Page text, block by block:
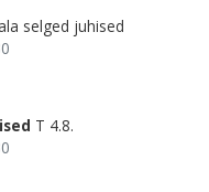
selged juhised
T 4.8.